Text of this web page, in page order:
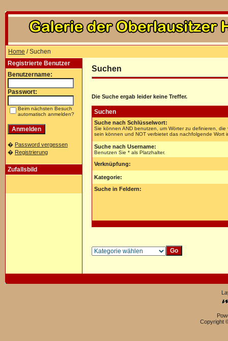
Home / Suchen
Registrierte Benutzer
Benutzername:
Passwort:
Beim nächsten Besuch
automatisch anmelden?
� Password vergessen
� Registrierung
Zufallsbild
Suchen
Die Suche ergab leider keine Treffer.
Suchen
Suche nach Schlüsselwort:
Sie können AND benutzen, um Wörter zu definieren,
sein können und NOT verbietet das nachfolgende Wort
Suche nach Username:
Benutzen Sie * als Platzhalter.
Verknüpfung:
Kategorie:
Suche in Feldern:
Copyright